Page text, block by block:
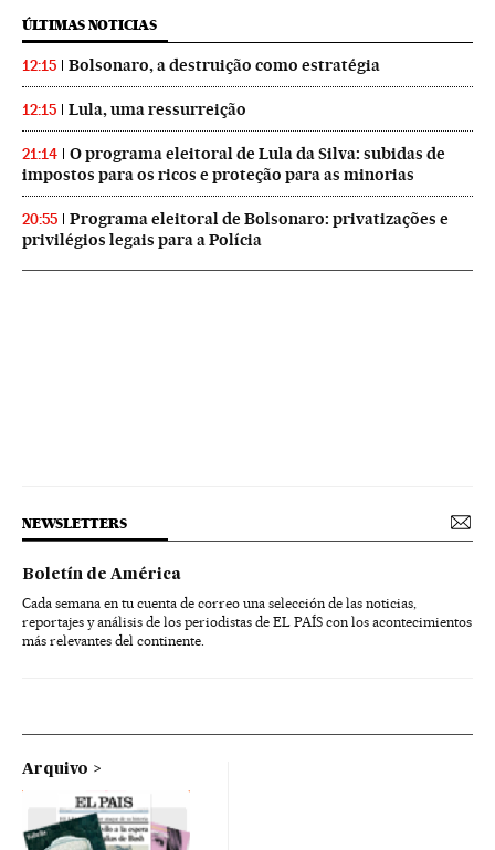
ÚLTIMAS NOTICIAS
12:15 Bolsonaro, a destruição como estratégia
12:15 Lula, uma ressurreição
21:14
O programa eleitoral de Lula da Silva: subidas de
impostos para os ricos e proteção para as minorias
20:55
Programa eleitoral de Bolsonaro: privatizações e
privilégios legais para a Polícia
NEWSLETTERS
Boletín de América
Cada semana en tu cuenta de correo una selección de las noticias,
reportajes y análisis de los periodistas de EL PAÍS con los acontecimientos
más relevantes del continente.
Arquivo